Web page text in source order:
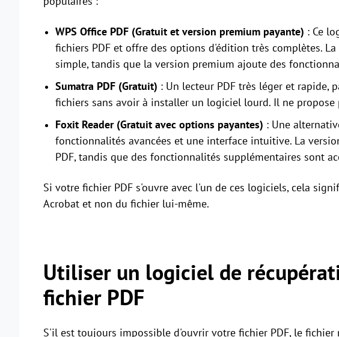
WPS Office PDF (Gratuit et version premium payante) : Ce
fichiers PDF et offre des options d'édition très complètes.
simple, tandis que la version premium ajoute des
Sumatra PDF (Gratuit) : Un lecteur PDF très léger et rapide,
fichiers sans avoir à installer un logiciel lourd. Il ne propose
Foxit Reader (Gratuit avec options payantes) : Une
fonctionnalités avancées et une interface intuitive. La
PDF, tandis que des fonctionnalités supplémentaires sont
Si votre fichier PDF s'ouvre avec l'un de ces logiciels, cela
Acrobat et non du fichier lui-même.
Utiliser un logiciel de
fichier PDF
S'il est toujours impossible d'ouvrir votre fichier PDF, le